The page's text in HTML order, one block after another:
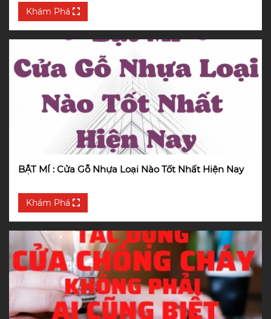
Khám Phá
BẬT MÍ : Cửa Gỗ Nhựa Loại Nào Tốt Nhất Hiện Nay
Khám Phá